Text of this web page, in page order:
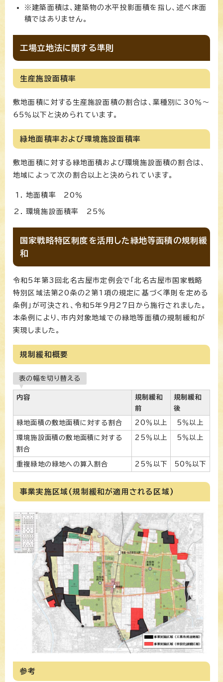
※建築面積は、建築物の水平投影面積を指し、述べ床面
積ではありません。
工場立地法に関する準則
生産施設面積率
敷地面積に対する生産施設面積の割合は、業種別に30％～
65％以下と決められています。
緑地面積率および環境施設面積率
敷地面積に対する緑地面積および環境施設面積の割合は、
地域によって次の割合以上と決められています。
地面積率 20％
環境施設面積率 25％
国家戦略特区制度を活用した緑地等面積の規制緩
和
令和5年第3回北名古屋市定例会で「北名古屋市国家戦略
特別区域法第20条の2第1項の規定に基づく準則を定める
条例」が可決され、令和5年9月27日から施行されました。
本条例により、市内対象地域での緑地等面積の規制緩和が
実現しました。
規制緩和概要
表の幅を切り替える
内容
規制緩和
前
規制緩和
後
緑地面積の敷地面積に対する割合 20％以上 5％以上
環境施設面積の敷地面積に対する
割合
25％以上 5％以上
重複緑地の緑地への算入割合 25％以下 50％以下
事業実施区域(規制緩和が適用される区域)
参考